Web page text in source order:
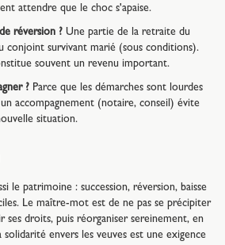
attendre que le choc s'apaise.
réversion ? Une partie de la retraite du
conjoint survivant marié (sous conditions).
souvent un revenu important.
? Parce que les démarches sont lourdes
accompagnement (notaire, conseil) évite
situation.
le patrimoine : succession, réversion, baisse
Le maître-mot est de ne pas se précipiter
ses droits, puis réorganiser sereinement, en
solidarité envers les veuves est une exigence